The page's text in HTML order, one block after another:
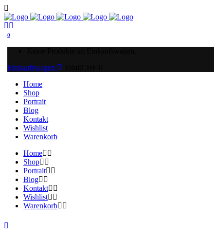
0
Einkaufswagen
Home
Shop
Portrait
Blog
Kontakt
Wishlist
Warenkorb
Home
Shop
Portrait
Blog
Kontakt
Wishlist
Warenkorb